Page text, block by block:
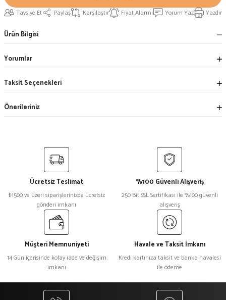
Tavsiye Et Paylaş Karşılaştır Fiyat Alarmı Yorum Yaz Yazdır
Ürün Bilgisi
Yorumlar
Taksit Seçenekleri
Önerileriniz
Ücretsiz Teslimat
₺1500 ve üzeri siparişlerinizde ücretsiz
gönderi imkanı
%100 Güvenli Alışveriş
250 Bit SSL Sertifikası ile %100 güvenli
alışveriş
Müşteri Memnuniyeti
14 Gün içerisinde kolay iade ve değişim
imkanı
Havale ve Taksit İmkanı
Kredi kartınıza taksit ve banka havalesi
ile ödeme